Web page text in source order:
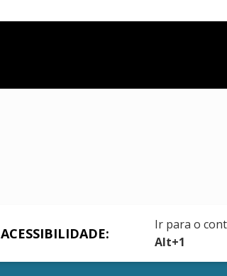
ACESSIBILIDADE:
Ir para o
Alt+1